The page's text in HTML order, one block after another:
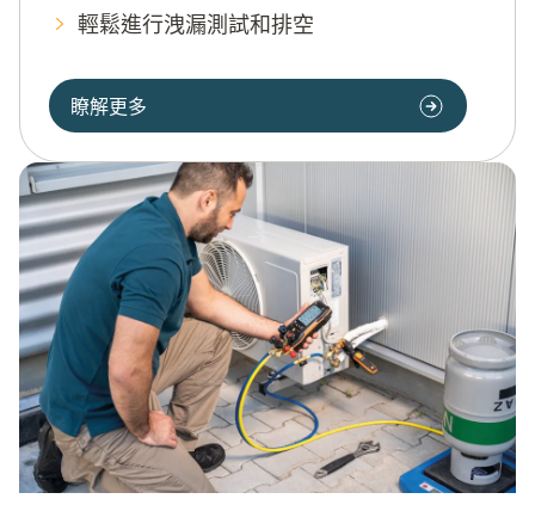
輕鬆進行洩漏測試和排空
瞭解更多